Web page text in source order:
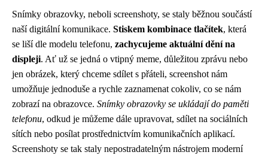
Snímky obrazovky, neboli screenshoty, se staly běžnou součástí
naší digitální komunikace. Stiskem kombinace tlačítek, která
se liší dle modelu telefonu, zachycujeme aktuální dění na
displeji. Ať už se jedná o vtipný meme, důležitou zprávu nebo
jen obrázek, který chceme sdílet s přáteli, screenshot nám
umožňuje jednoduše a rychle zaznamenat cokoliv, co se nám
zobrazí na obrazovce. Snímky obrazovky se ukládají do paměti
telefonu, odkud je můžeme dále upravovat, sdílet na sociálních
sítích nebo posílat prostřednictvím komunikačních aplikací.
Screenshoty se tak staly nepostradatelným nástrojem moderní